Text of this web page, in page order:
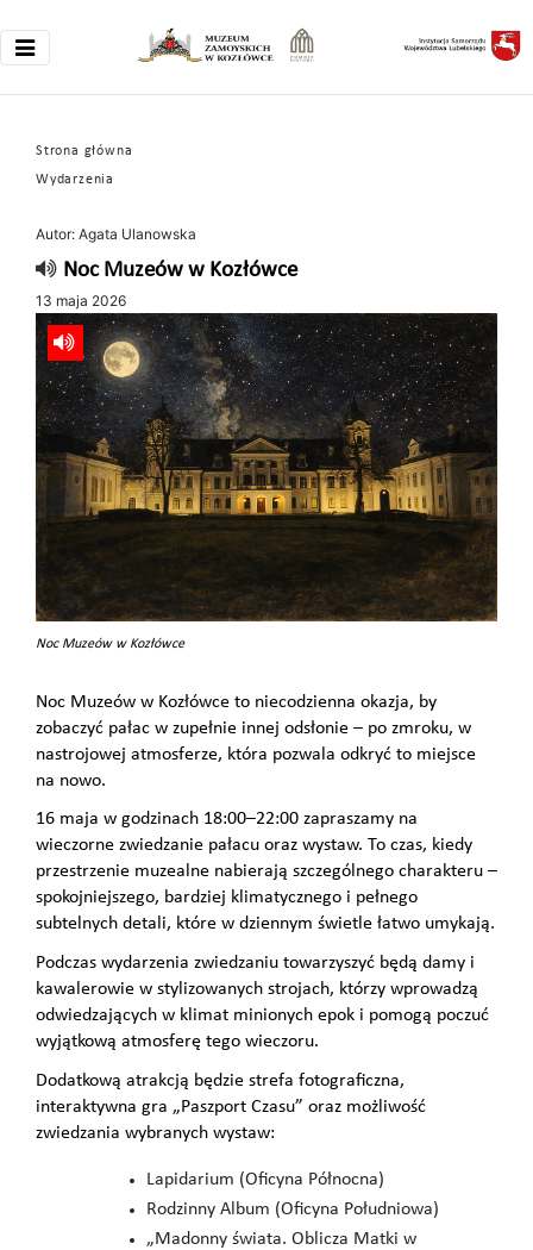
Strona główna
Wydarzenia
Autor: Agata Ulanowska
Noc Muzeów w Kozłówce
13 maja 2026
Noc Muzeów w Kozłówce
Noc Muzeów w Kozłówce to niecodzienna okazja, by
zobaczyć pałac w zupełnie innej odsłonie – po zmroku, w
nastrojowej atmosferze, która pozwala odkryć to miejsce
na nowo.
16 maja w godzinach 18:00–22:00 zapraszamy na
wieczorne zwiedzanie pałacu oraz wystaw. To czas, kiedy
przestrzenie muzealne nabierają szczególnego charakteru –
spokojniejszego, bardziej klimatycznego i pełnego
subtelnych detali, które w dziennym świetle łatwo umykają.
Podczas wydarzenia zwiedzaniu towarzyszyć będą damy i
kawalerowie w stylizowanych strojach, którzy wprowadzą
odwiedzających w klimat minionych epok i pomogą poczuć
wyjątkową atmosferę tego wieczoru.
Dodatkową atrakcją będzie strefa fotograficzna,
interaktywna gra „Paszport Czasu” oraz możliwość
zwiedzania wybranych wystaw:
Lapidarium (Oficyna Północna)
Rodzinny Album (Oficyna Południowa)
„Madonny świata. Oblicza Matki w